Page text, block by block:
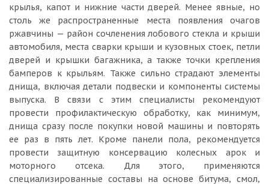
крылья, капот и нижние части дверей. Менее явные, но
столь же распространенные места появления очагов
ржавчины — район сочленения лобового стекла и крыши
автомобиля, места сварки крыши и кузовных стоек, петли
дверей и крышки багажника, а также точки крепления
бамперов к крыльям. Также сильно страдают элементы
днища, включая детали подвески и компоненты системы
выпуска. В связи с этим специалисты рекомендуют
провести профилактическую обработку, как минимум,
днища сразу после покупки новой машины и повторять
ее раз в пять лет. Кроме панели пола, рекомендуется
провести защитную консервацию колесных арок и
моторного отсека. Для этого, применяются
специализированные составы на основе битума, смол,